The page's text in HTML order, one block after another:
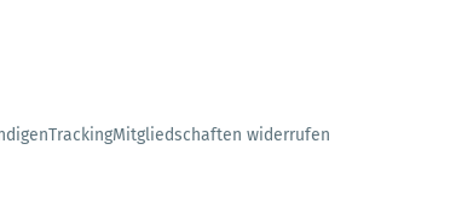
TrackingMitgliedschaften widerrufen